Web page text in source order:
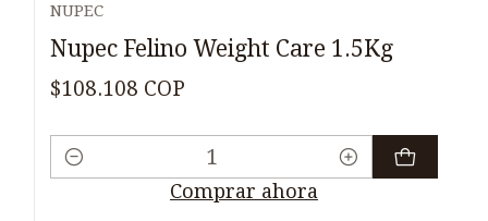
NUPEC
Nupec Felino Weight Care 1.5Kg
$108.108 COP
Cantidad
Comprar ahora